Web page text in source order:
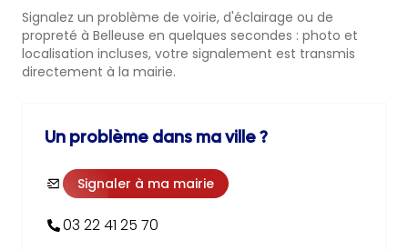
Signalez un problème de voirie, d'éclairage ou de
propreté à Belleuse en quelques secondes : photo et
localisation incluses, votre signalement est transmis
directement à la mairie.
Un problème dans ma ville ?
Signaler à ma mairie
03 22 41 25 70